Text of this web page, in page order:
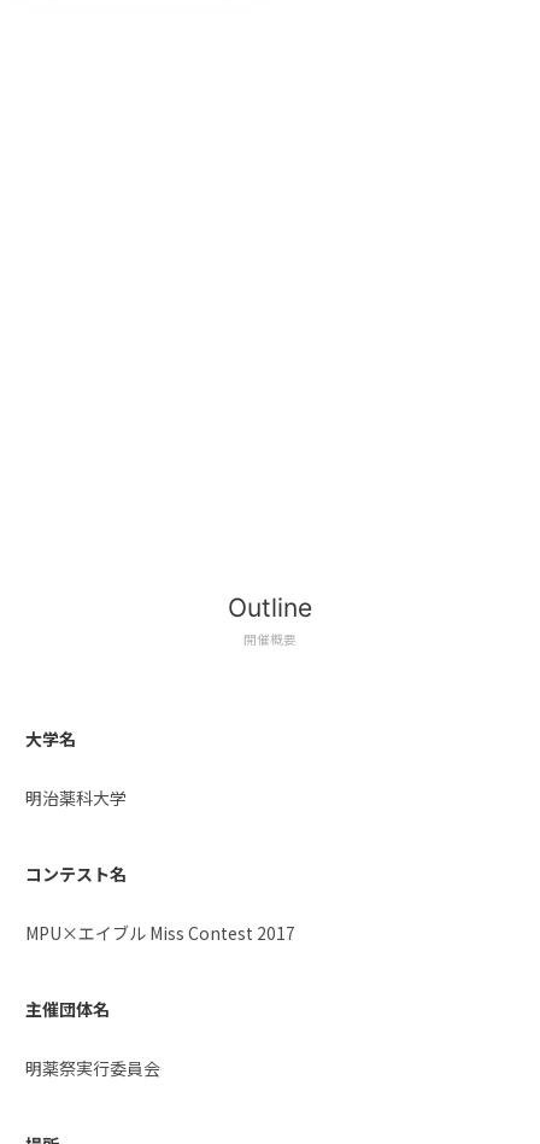
Outline
開催概要
大学名
明治薬科大学
コンテスト名
MPU×エイブル Miss Contest 2017
主催団体名
明薬祭実行委員会